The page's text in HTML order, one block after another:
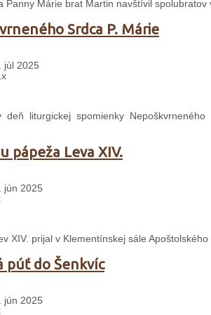
Panny Márie brat Martin navštívil spolubratov
Srdca P. Márie
júl 2025
liturgickej spomienky
pápeža Leva XIV.
jún 2025
XIV. prijal v Klementínskej sále
púť do Šenkvíc
jún 2025